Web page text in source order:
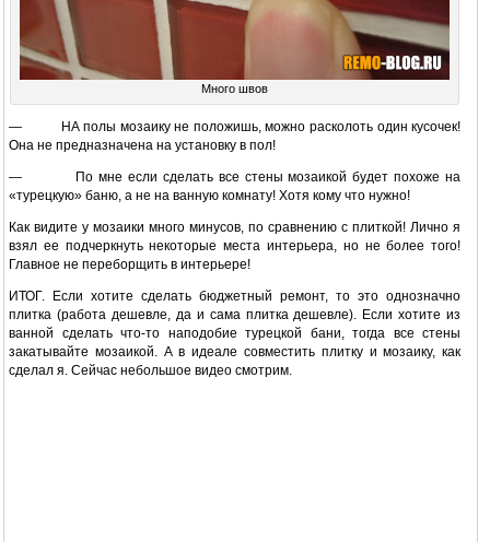
Много швов
— НА полы мозаику не положишь, можно расколоть один кусочек!
Она не предназначена на установку в пол!
— По мне если сделать все стены мозаикой будет похоже на
«турецкую» баню, а не на ванную комнату! Хотя кому что нужно!
Как видите у мозаики много минусов, по сравнению с плиткой! Лично я
взял ее подчеркнуть некоторые места интерьера, но не более того!
Главное не переборщить в интерьере!
ИТОГ. Если хотите сделать бюджетный ремонт, то это однозначно
плитка (работа дешевле, да и сама плитка дешевле). Если хотите из
ванной сделать что-то наподобие турецкой бани, тогда все стены
закатывайте мозаикой. А в идеале совместить плитку и мозаику, как
сделал я. Сейчас небольшое видео смотрим.